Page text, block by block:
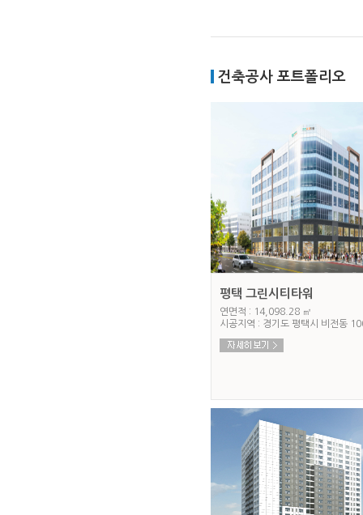
건축공사 포트폴리오
평택 그린시티타워
연면적 : 14,098.28 ㎡
시공지역 : 경기도 평택시 비전동